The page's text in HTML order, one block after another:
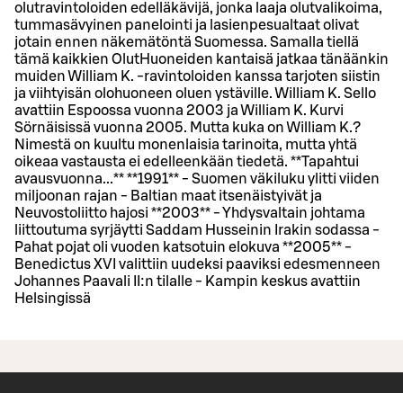
olutravintoloiden edelläkävijä, jonka laaja olutvalikoima,
tummasävyinen panelointi ja lasienpesualtaat olivat
jotain ennen näkemätöntä Suomessa. Samalla tiellä
tämä kaikkien OlutHuoneiden kantaisä jatkaa tänäänkin
muiden William K. -ravintoloiden kanssa tarjoten siistin
ja viihtyisän olohuoneen oluen ystäville. William K. Sello
avattiin Espoossa vuonna 2003 ja William K. Kurvi
Sörnäisissä vuonna 2005. Mutta kuka on William K.?
Nimestä on kuultu monenlaisia tarinoita, mutta yhtä
oikeaa vastausta ei edelleenkään tiedetä. **Tapahtui
avausvuonna...** **1991** - Suomen väkiluku ylitti viiden
miljoonan rajan - Baltian maat itsenäistyivät ja
Neuvostoliitto hajosi **2003** - Yhdysvaltain johtama
liittoutuma syrjäytti Saddam Husseinin Irakin sodassa -
Pahat pojat oli vuoden katsotuin elokuva **2005** -
Benedictus XVI valittiin uudeksi paaviksi edesmenneen
Johannes Paavali II:n tilalle - Kampin keskus avattiin
Helsingissä